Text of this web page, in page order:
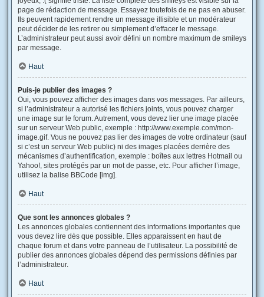
page de rédaction de message. Essayez toutefois de ne pas en abuser.
Ils peuvent rapidement rendre un message illisible et un modérateur
peut décider de les retirer ou simplement d’effacer le message.
L’administrateur peut aussi avoir défini un nombre maximum de smileys
par message.
Haut
Puis-je publier des images ?
Oui, vous pouvez afficher des images dans vos messages. Par ailleurs,
si l’administrateur a autorisé les fichiers joints, vous pouvez charger
une image sur le forum. Autrement, vous devez lier une image placée
sur un serveur Web public, exemple : http://www.exemple.com/mon-
image.gif. Vous ne pouvez pas lier des images de votre ordinateur (sauf
si c’est un serveur Web public) ni des images placées derrière des
mécanismes d’authentification, exemple : boîtes aux lettres Hotmail ou
Yahoo!, sites protégés par un mot de passe, etc. Pour afficher l’image,
utilisez la balise BBCode [img].
Haut
Que sont les annonces globales ?
Les annonces globales contiennent des informations importantes que
vous devez lire dès que possible. Elles apparaissent en haut de
chaque forum et dans votre panneau de l’utilisateur. La possibilité de
publier des annonces globales dépend des permissions définies par
l’administrateur.
Haut